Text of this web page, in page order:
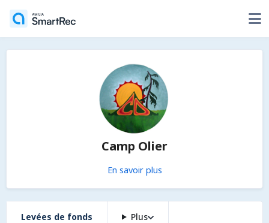
Camp Olier
En savoir plus
Levées de fonds Plus